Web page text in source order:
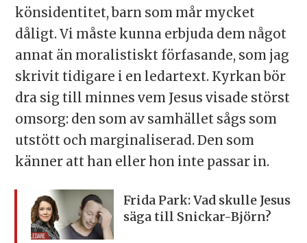
könsidentitet, barn som mår mycket
dåligt. Vi måste kunna erbjuda dem något
annat än moralistiskt för­fasande, som jag
skrivit tidigare i en ledartext. Kyrkan bör
dra sig till minnes vem Jesus visade störst
omsorg: den som av samhället sågs som
utstött och marginaliserad. Den som
känner att han eller hon inte passar in.
Frida Park: Vad skulle Jesus
säga till Snickar-Björn?